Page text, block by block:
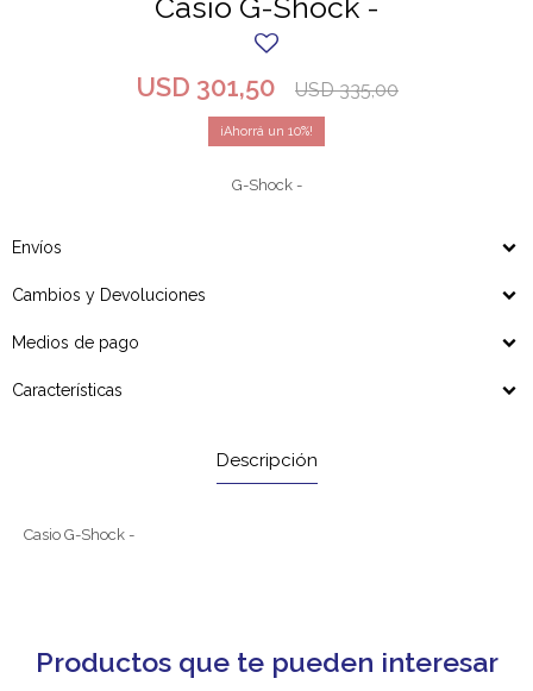
Casio G-Shock -
USD 301,50 USD 335,00
10
G-Shock -
Envíos
Cambios y Devoluciones
Medios de pago
Características
Descripción
Casio G-Shock -
Productos que te pueden interesar